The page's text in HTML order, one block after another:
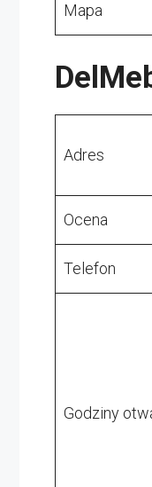
Mapa
Adres
Ocena
Telefon
Godziny